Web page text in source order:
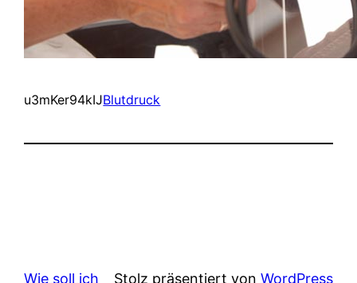
u3mKer94kIJBlutdruck
Wie soll ich Stolz präsentiert von WordPress